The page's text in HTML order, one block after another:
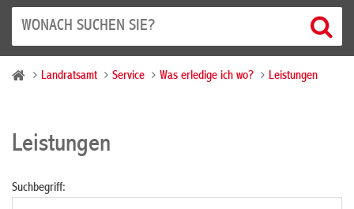
Landratsamt Service Was erledige ich wo? Leistungen
Leistungen
Suchbegriff: